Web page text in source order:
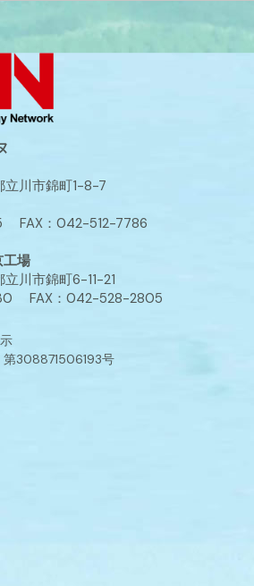
川市錦町1-8-7
FAX：042-512-7786
場
川市錦町6-11-21
FAX：042-528-2805
308871506193号